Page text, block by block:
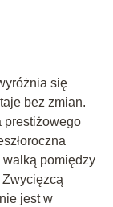
się
bez zmian.
prestiżowego
walką pomiędzy
jest w